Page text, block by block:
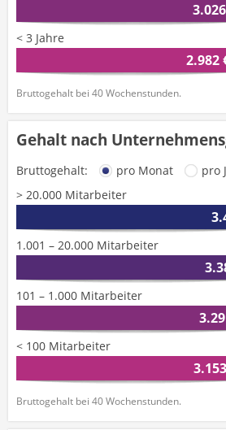
< 3 Jahre
2.982
Bruttogehalt bei 40 Wochenstunden.
Gehalt nach
Bruttogehalt: pro Monat
pro
> 20.000 Mitarbeiter
1.001 – 20.000 Mitarbeiter
101 – 1.000 Mitarbeiter
< 100 Mitarbeiter
Bruttogehalt bei 40 Wochenstunden.